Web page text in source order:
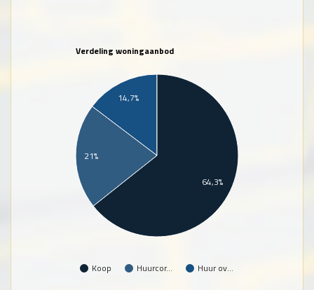
Verdeling woningaanbod
Koop Huurcor… Huur ov…
14,7%
21%
64,3%